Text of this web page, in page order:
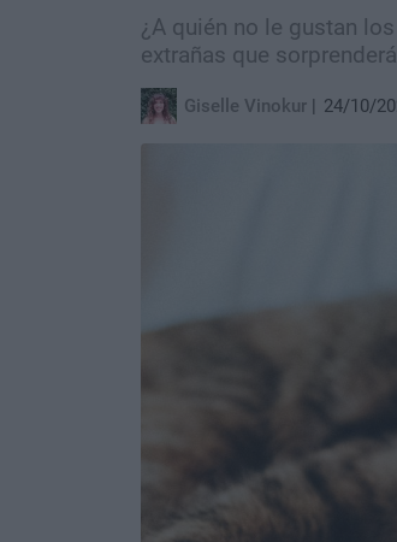
¿A quién no le gustan
extrañas que
Giselle Vinokur 24/10/